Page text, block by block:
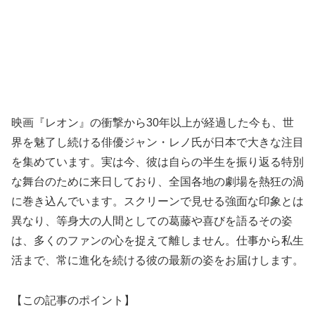
映画『レオン』の衝撃から30年以上が経過した今も、世
界を魅了し続ける俳優ジャン・レノ氏が日本で大きな注目
を集めています。実は今、彼は自らの半生を振り返る特別
な舞台のために来日しており、全国各地の劇場を熱狂の渦
に巻き込んでいます。スクリーンで見せる強面な印象とは
異なり、等身大の人間としての葛藤や喜びを語るその姿
は、多くのファンの心を捉えて離しません。仕事から私生
活まで、常に進化を続ける彼の最新の姿をお届けします。
【この記事のポイント】